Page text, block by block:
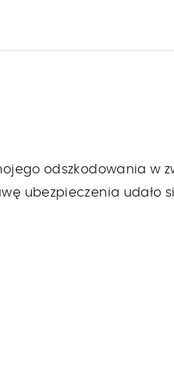
odszkodowania w
ubezpieczenia udało